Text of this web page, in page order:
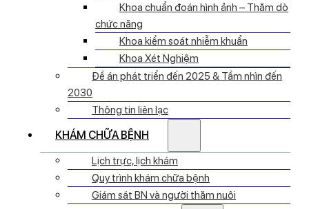
Khoa chuẩn đoán hình ảnh – Thăm dò
chức năng
Khoa kiểm soát nhiễm khuẩn
Khoa Xét Nghiệm
Đề án phát triển đến 2025 & Tầm nhìn đến
2030
Thông tin liên lạc
KHÁM CHỮA BỆNH
Lịch trực, lịch khám
Quy trình khám chữa bệnh
Giám sát BN và người thăm nuôi